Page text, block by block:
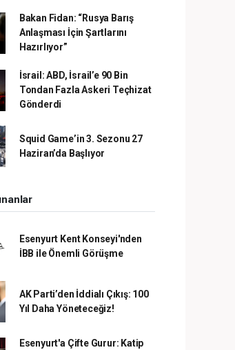
Bakan Fidan: “Rusya Barış
Anlaşması İçin Şartlarını
Hazırlıyor”
İsrail: ABD, İsrail’e 90 Bin
Tondan Fazla Askeri Teçhizat
Gönderdi
Squid Game’in 3. Sezonu 27
Haziran’da Başlıyor
Esenyurt Kent Konseyi'nden
İBB ile Önemli Görüşme
AK Parti’den İddialı Çıkış: 100
Yıl Daha Yöneteceğiz!
Esenyurt'a Çifte Gurur: Katip